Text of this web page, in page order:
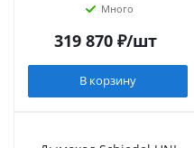
Много
319 870₽/шт
В корзину